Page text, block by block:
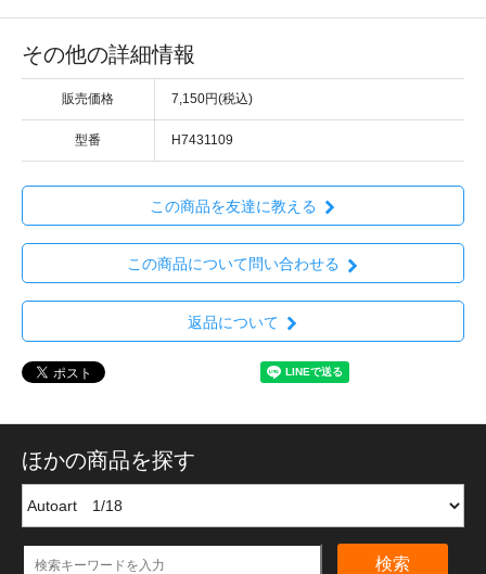
その他の詳細情報
販売価格 7,150円(税込)
型番 H7431109
この商品を友達に教える
この商品について問い合わせる
返品について
ほかの商品を探す
検索